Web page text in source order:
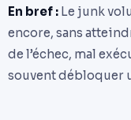
En bref : Le junk
encore, sans
de l’échec, mal
souvent débloquer